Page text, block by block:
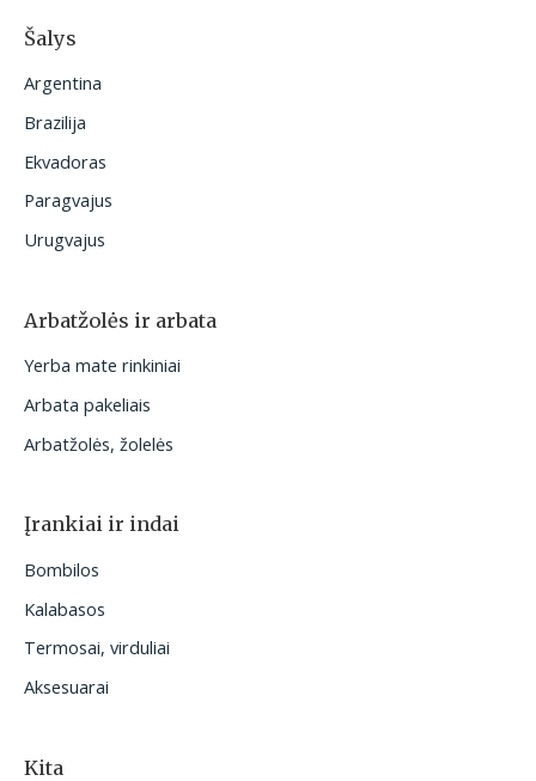
Šalys
Argentina
Brazilija
Ekvadoras
Paragvajus
Urugvajus
Arbatžolės ir arbata
Yerba mate rinkiniai
Arbata pakeliais
Arbatžolės, žolelės
Įrankiai ir indai
Bombilos
Kalabasos
Termosai, virduliai
Aksesuarai
Kita